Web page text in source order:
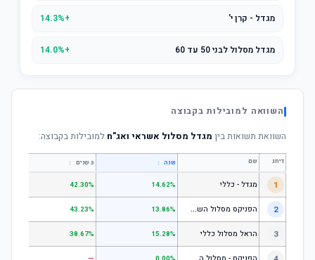
מגדל - קרן י' +14.3%
מגדל מסלול לבני 50 עד 60 +14.0%
השוואה למובילות בקבוצה
השוואת תשואות בין מגדל מסלול אשראי ואג"ח למובילות בקבוצה:
דירוג שם שנה ↕ 3 שנים ↕
1 מגדל - כללי 14.62%
42.30%
2 ה
פניקס מסלול השקעה כללי 13.86%
43.23%
3 הראל מסלול כללי 15.28%
38.67%